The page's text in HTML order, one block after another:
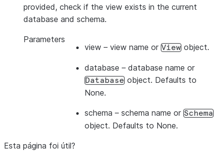
provided, check if the view exists in the current
database and schema.
Parameters
view – view name or View object.
database – database name or
Database object. Defaults to
None.
schema – schema name or Schema
object. Defaults to None.
Esta página foi útil?